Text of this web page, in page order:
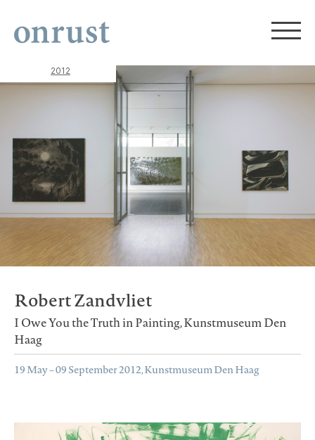
Robert Zandvliet
I Owe You the Truth in Painting, Kunstmuseum Den
Haag
19 May – 09 September 2012, Kunstmuseum Den Haag
2012